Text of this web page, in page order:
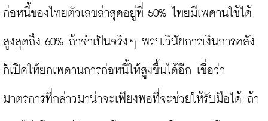
ก่อหนี้ของไทยตัวเลขล่าสุดอยู่ที่ 50% ไทยมีเพดานใช้ได้
สูงสุดถึง 60% ถ้าจำเป็นจริงๆ พรบ.วินัยการเงินการคลัง
ก็เปิดให้ยกเพดานการก่อหนี้ให้สูงขึ้นได้อีก เชื่อว่า
มาตรการที่กล่าวมาน่าจะเพียงพอที่จะช่วยให้รับมือได้ ถ้า